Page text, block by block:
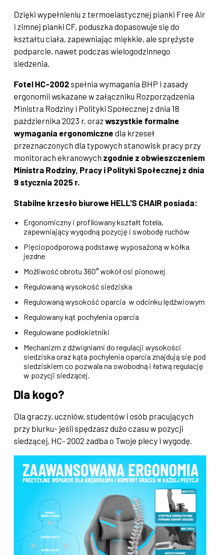
Dzięki wypełnieniu z termoelastycznej pianki Free Air
i zimnej pianki CF, poduszka dopasowuje się do
kształtu ciała, zapewniając miękkie, ale sprężyste
podparcie, nawet podczas wielogodzinnego
siedzenia.
Fotel HC-2002 spełnia wymagania BHP i zasady
ergonomii wskazane w załączniku Rozporządzenia
Ministra Rodziny i Polityki Społecznej z dnia 18
października 2023 r. oraz wszystkie formalne
wymagania ergonomiczne dla krzeseł
przeznaczonych dla typowych stanowisk pracy przy
monitorach ekranowych zgodnie z obwieszczeniem
Ministra Rodziny, Pracy i Polityki Społecznej z dnia
9 stycznia 2025 r.
Stabilne krzesło biurowe HELL’S CHAIR posiada:
Ergonomiczny i profilowany kształt fotela,
zapewniający wygodną pozycję i swobodę ruchów
Pięciopodporową podstawę wyposażoną w kółka
jezdne
Możliwość obrotu 360° wokół osi pionowej
Regulowaną wysokość siedziska
Regulowaną wysokość oparcia w odcinku lędźwiowym
Regulowany kąt pochylenia oparcia
Regulowane podłokietniki
Mechanizm z dźwigniami do regulacji wysokości
siedziska oraz kąta pochylenia oparcia znajdują się pod
siedziskiem co pozwala na swobodną i łatwą regulację
w pozycji siedzącej.
Dla kogo?
Dla graczy, uczniów, studentów i osób pracujących
przy biurku- jeśli spędzasz dużo czasu w pozycji
siedzącej, HC- 2002 zadba o Twoje plecy i wygodę.